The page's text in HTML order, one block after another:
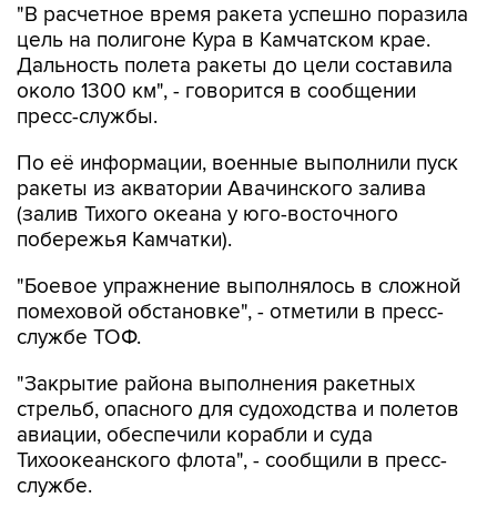
"В расчетное время ракета успешно поразила
цель на полигоне Кура в Камчатском крае.
Дальность полета ракеты до цели составила
около 1300 км", - говорится в сообщении
пресс-службы.
По её информации, военные выполнили пуск
ракеты из акватории Авачинского залива
(залив Тихого океана у юго-восточного
побережья Камчатки).
"Боевое упражнение выполнялось в сложной
помеховой обстановке", - отметили в пресс-
службе ТОФ.
"Закрытие района выполнения ракетных
стрельб, опасного для судоходства и полетов
авиации, обеспечили корабли и суда
Тихоокеанского флота", - сообщили в пресс-
службе.